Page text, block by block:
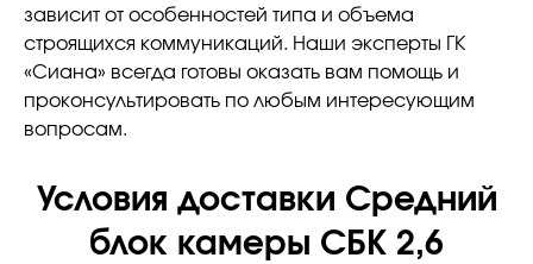
зависит от особенностей типа и объема
строящихся коммуникаций. Наши эксперты ГК
«Сиана» всегда готовы оказать вам помощь и
проконсультировать по любым интересующим
вопросам.
Условия доставки Средний
блок камеры СБК 2,6